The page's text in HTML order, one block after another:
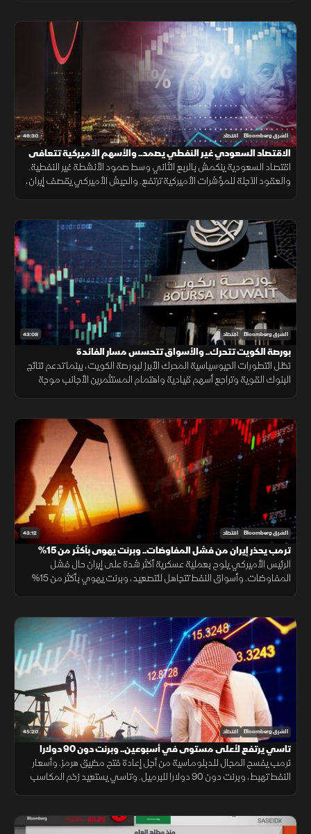
46:30 الشرق Bloomberg اقتصاد
الاقتصاد السعودي غير النفطي يصمد.. والأسهم الأميركية تتعافى
اقتصاد السعودية ينكمش بالربع الثاني وسط صمود الأنشطة غير النفطية.
والعقود الآجلة للمؤشرات الأميركية ترتفع. والجيش الأميركي يقصف إيران،
43:08 الشرق Bloomberg اقتصاد
بورصة الكويت تتحرك.. والأسواق تتحسس مسار الفائدة
تظل التطورات الجيوسياسية المحرك الأبرز لبورصة الكويت، بينما تدعم نتائج
البنوك القوية وتراجع أسهم قيادية واهتمام المستثمرين الأجانب موجة
43:12 الشرق Bloomberg اقتصاد
ترمب يحذر إيران من فشل المفاوضات.. وبرنت يهوى بأكثر من 15%
الرئيس الأميركي يلوح بعملية عسكرية أكثر شدة على إيران حال فشل
المفاوضات. وأسواق النفط تتجاهل للتصعيد، وبرنت يهوي بأكثر من 15%
45:20 الشرق Bloomberg اقتصاد
تاسي يرتفع لأعلى مستوى في أسبوعين.. وبرنت دون 90 دولارا
ترمب يفسح المجال للدبلوماسية من أجل إعادة فتح مضيق هرمز. وأسعار
النفط تهبط، وبرنت دون 90 دولارا للبرميل. وتاسي يستعيد زخم المكاسب